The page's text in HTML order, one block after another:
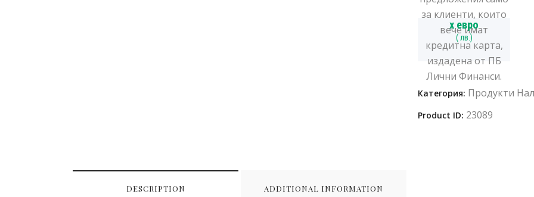
xевро
(лв.)
Категория: Продукти
Product ID: 23089
DESCRIPTION ADDITIONAL INFORMATION